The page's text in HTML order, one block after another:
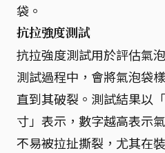
袋。
抗拉強度測試
抗拉強度測試用於評估氣
測試過程中，會將氣泡袋
直到其破裂。測試結果以
寸」表示，數字越高表示
不易被拉扯撕裂，尤其在